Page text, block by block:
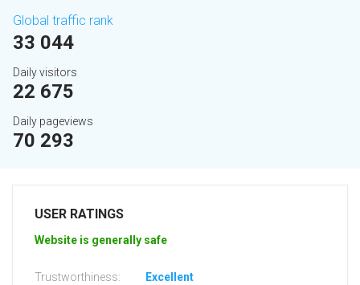
Global traffic rank
33 044
Daily visitors
22 675
Daily pageviews
70 293
USER RATINGS
Website is generally safe
Trustworthiness: Excellent